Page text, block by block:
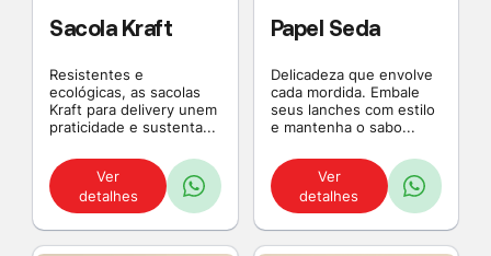
Sacola Kraft
Resistentes e
ecológicas, as sacolas
Kraft para delivery unem
praticidade e sustenta...
Ver
detalhes
Papel Seda
Delicadeza que envolve
cada mordida. Embale
seus lanches com estilo
e mantenha o sabo...
Ver
detalhes